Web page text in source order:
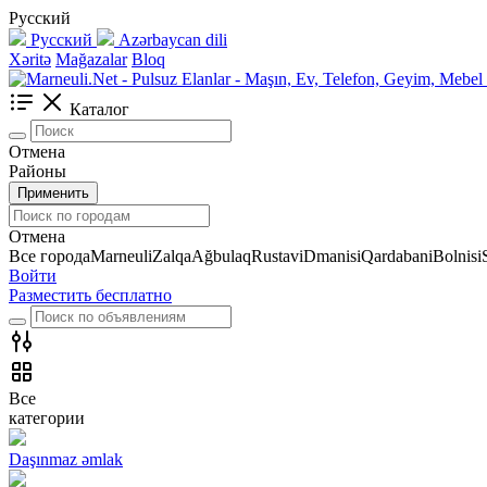
Русский
Русский
Azərbaycan dili
Xəritə Mağazalar Bloq
Каталог
Отмена
Районы
Применить
Отмена
Все городаMarneuliZalqaAğbulaqRustaviDmanisiQardabaniBolnisi
Войти
Разместить бесплатно
Все
категории
Daşınmaz əmlak